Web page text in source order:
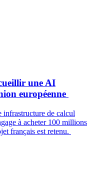
une AI
européenne
de calcul
à acheter 100 millions
français est retenu.